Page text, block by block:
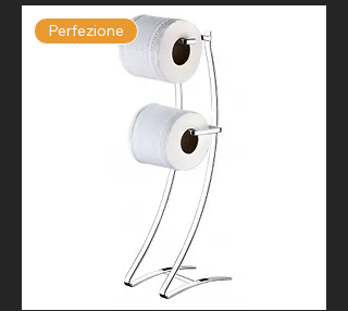
Perfezione